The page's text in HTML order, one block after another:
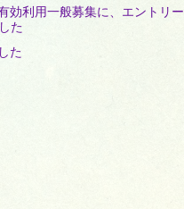
効利用一般募集に、エントリー
た
た